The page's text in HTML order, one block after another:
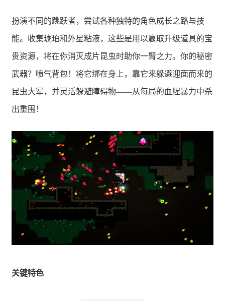
扮演不同的跳跃者，尝试各种独特的角色成长之路与技
能。收集琥珀和外星粘液，这些是用以赢取升级道具的宝
贵资源，将在你消灭成片昆虫时助你一臂之力。你的秘密
武器？喷气背包！将它绑在身上，靠它来躲避迎面而来的
昆虫大军，并灵活躲避障碍物——从每局的血腥暴力中杀
出重围！
关键特色